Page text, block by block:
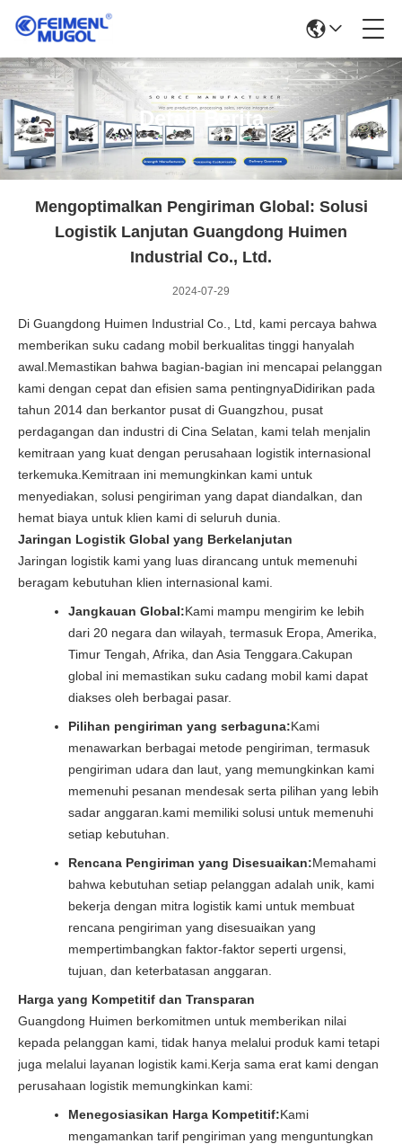
Detail Berita
Mengoptimalkan Pengiriman Global: Solusi
Logistik Lanjutan Guangdong Huimen
Industrial Co., Ltd.
2024-07-29
Di Guangdong Huimen Industrial Co., Ltd, kami percaya bahwa
memberikan suku cadang mobil berkualitas tinggi hanyalah
awal.Memastikan bahwa bagian-bagian ini mencapai pelanggan
kami dengan cepat dan efisien sama pentingnyaDidirikan pada
tahun 2014 dan berkantor pusat di Guangzhou, pusat
perdagangan dan industri di Cina Selatan, kami telah menjalin
kemitraan yang kuat dengan perusahaan logistik internasional
terkemuka.Kemitraan ini memungkinkan kami untuk
menyediakan, solusi pengiriman yang dapat diandalkan, dan
hemat biaya untuk klien kami di seluruh dunia.
Jaringan Logistik Global yang Berkelanjutan
Jaringan logistik kami yang luas dirancang untuk memenuhi
beragam kebutuhan klien internasional kami.
Jangkauan Global:Kami mampu mengirim ke lebih
dari 20 negara dan wilayah, termasuk Eropa, Amerika,
Timur Tengah, Afrika, dan Asia Tenggara.Cakupan
global ini memastikan suku cadang mobil kami dapat
diakses oleh berbagai pasar.
Pilihan pengiriman yang serbaguna:Kami
menawarkan berbagai metode pengiriman, termasuk
pengiriman udara dan laut, yang memungkinkan kami
memenuhi pesanan mendesak serta pilihan yang lebih
sadar anggaran.kami memiliki solusi untuk memenuhi
setiap kebutuhan.
Rencana Pengiriman yang Disesuaikan:Memahami
bahwa kebutuhan setiap pelanggan adalah unik, kami
bekerja dengan mitra logistik kami untuk membuat
rencana pengiriman yang disesuaikan yang
mempertimbangkan faktor-faktor seperti urgensi,
tujuan, dan keterbatasan anggaran.
Harga yang Kompetitif dan Transparan
Guangdong Huimen berkomitmen untuk memberikan nilai
kepada pelanggan kami, tidak hanya melalui produk kami tetapi
juga melalui layanan logistik kami.Kerja sama erat kami dengan
perusahaan logistik memungkinkan kami:
Menegosiasikan Harga Kompetitif:Kami
mengamankan tarif pengiriman yang menguntungkan